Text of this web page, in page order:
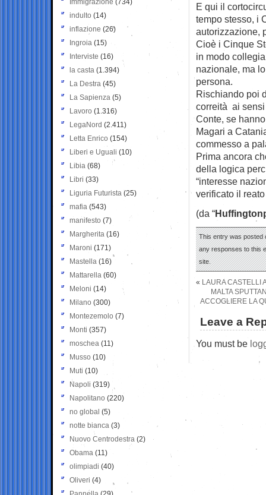
E qui il
tempo stesso, i
autorizzazione,
Cioè i Cinque
in modo
nazionale, ma
persona.
Rischiando poi
correità ai sensi
Conte, se
Magari a
commesso a
Prima ancora
della logica
“interesse
verificato il
(da “
This entry was posted
any responses to this
site.
« LAURA CASTELLI
MALTA
ACCOGLIERE LA
Leave a
You must be
Immigrazione (734)
indulto (14)
inflazione (26)
Ingroia (15)
Interviste (16)
la casta (1.394)
La Destra (45)
La Sapienza (5)
Lavoro (1.316)
LegaNord (2.411)
Letta Enrico (154)
Liberi e Uguali (10)
Libia (68)
Libri (33)
Liguria Futurista (25)
mafia (543)
manifesto (7)
Margherita (16)
Maroni (171)
Mastella (16)
Mattarella (60)
Meloni (14)
Milano (300)
Montezemolo (7)
Monti (357)
moschea (11)
Musso (10)
Muti (10)
Napoli (319)
Napolitano (220)
no global (5)
notte bianca (3)
Nuovo Centrodestra (2)
Obama (11)
olimpiadi (40)
Oliveri (4)